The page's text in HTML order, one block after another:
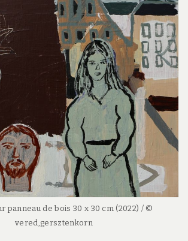
panneau de bois 30 x 30 cm (2022) / ©
vered,gersztenkorn